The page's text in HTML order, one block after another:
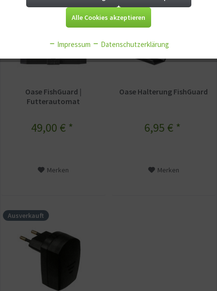
Oase FishGuard |
Futterautomat
49,00 € *
Merken
Oase Halterung FishGuard
6,95 € *
Merken
Ausverkauft
Service Aktiv
Sonstige
Alle Cookies akzeptieren
Impressum Datenschutzerklärung